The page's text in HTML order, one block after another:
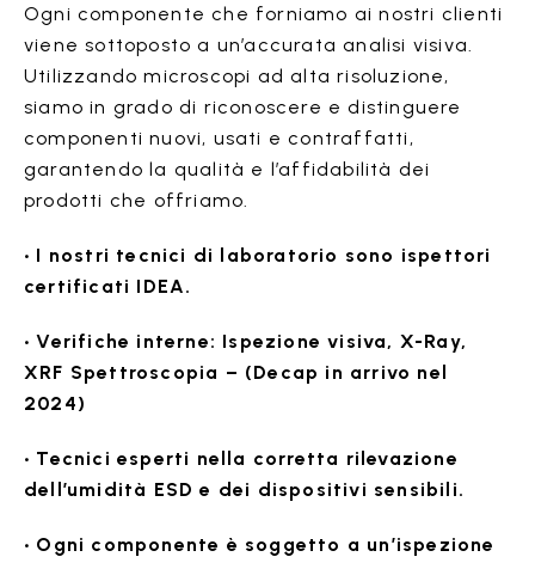
Ogni componente che forniamo ai nostri clienti
viene sottoposto a un’accurata analisi visiva.
Utilizzando microscopi ad alta risoluzione,
siamo in grado di riconoscere e distinguere
componenti nuovi, usati e contraffatti,
garantendo la qualità e l’affidabilità dei
prodotti che offriamo.
• I nostri tecnici di laboratorio sono ispettori
certificati IDEA.
• Verifiche interne: Ispezione visiva, X-Ray,
XRF Spettroscopia – (Decap in arrivo nel
2024)
• Tecnici esperti nella corretta rilevazione
dell’umidità ESD e dei dispositivi sensibili.
• Ogni componente è soggetto a un’ispezione